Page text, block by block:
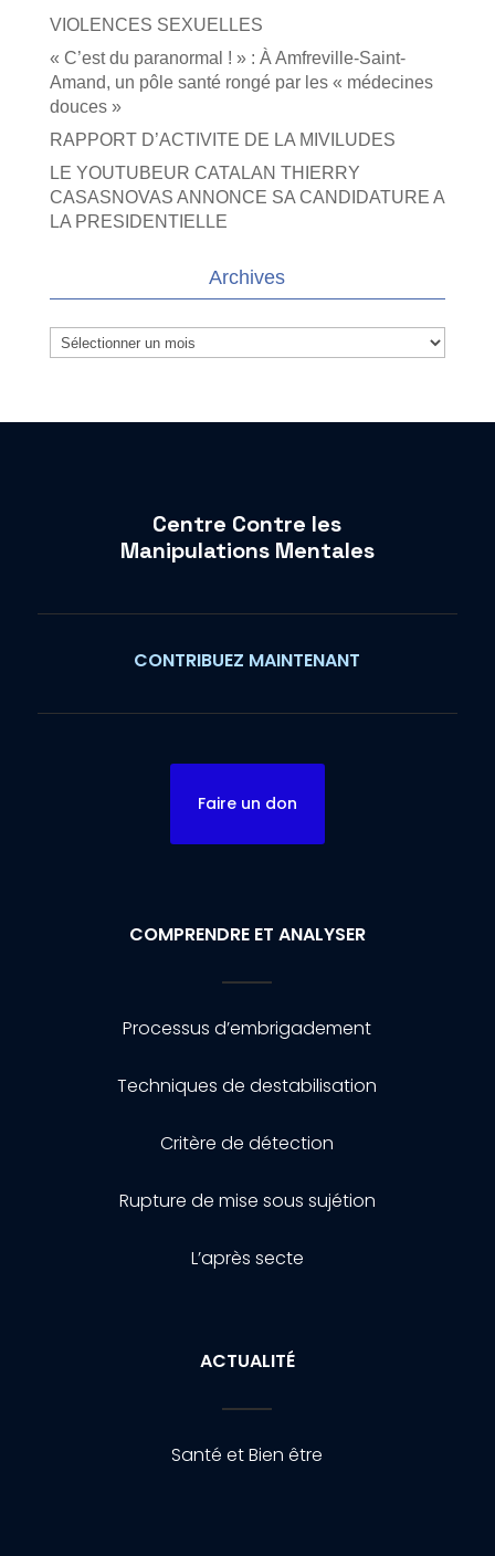
VIOLENCES SEXUELLES
« C’est du paranormal ! » : À Amfreville-Saint-
Amand, un pôle santé rongé par les « médecines
douces »
RAPPORT D’ACTIVITE DE LA MIVILUDES
LE YOUTUBEUR CATALAN THIERRY
CASASNOVAS ANNONCE SA CANDIDATURE A
LA PRESIDENTIELLE
Archives
Archives
Centre Contre les
Manipulations Mentales
CONTRIBUEZ MAINTENANT
Faire un don
COMPRENDRE ET ANALYSER
Processus d’embrigadement
Techniques de destabilisation
Critère de détection
Rupture de mise sous sujétion
L’après secte
ACTUALITÉ
Santé et Bien être